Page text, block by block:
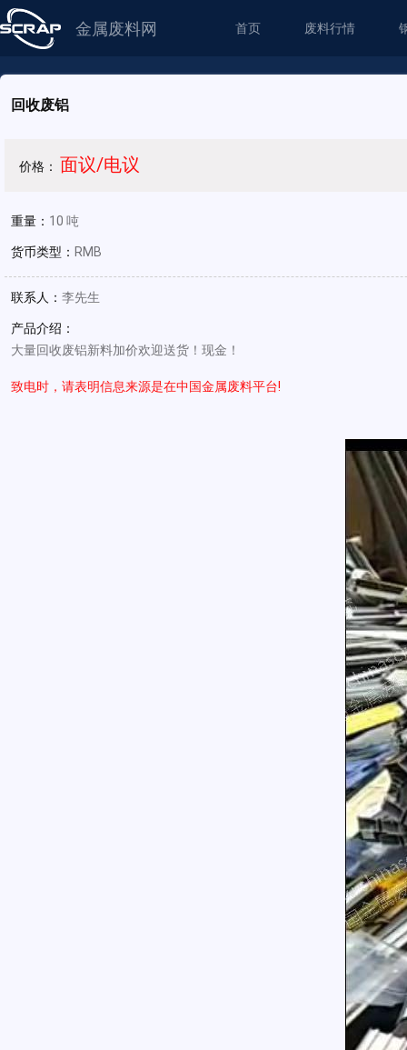
金属废料网 首页 废料行情
回收废铝
价格： 面议/电议
重量： 10 吨
货币类型： RMB
联系人： 李先生
产品介绍：
大量回收废铝新料加价欢迎送货！现金！
致电时，请表明信息来源是在中国金属废料平台!